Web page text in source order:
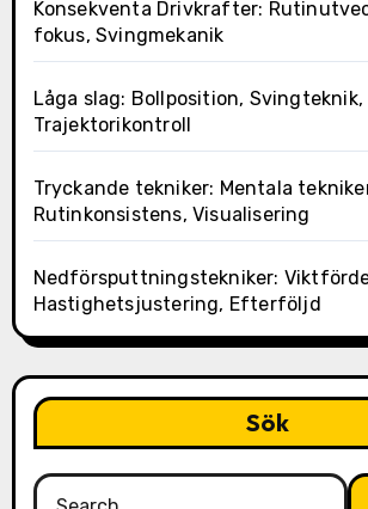
Konsekventa Drivkrafter:
fokus, Svingmekanik
Låga slag: Bollposition, Svingteknik,
Trajektorikontroll
Tryckande tekniker: Mentala
Rutinkonsistens, Visualisering
Nedförsputtningstekniker:
Hastighetsjustering, Efterföljd
Sök
Search